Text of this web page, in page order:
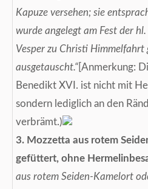
Kapuze versehen; sie
wurde angelegt am Fest der
Vesper zu Christi Himmelfahrt
ausgetauscht.“ [Anmerkung:
Benedikt XVI. ist nicht mit
sondern lediglich an den
verbrämt.)
3. Mozzetta aus rotem
gefüttert, ohne
aus rotem Seiden-Kamelort